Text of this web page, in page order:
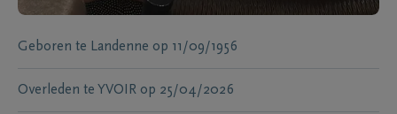
Geboren te Landenne op 11/09/1956
Overleden te YVOIR op 25/04/2026